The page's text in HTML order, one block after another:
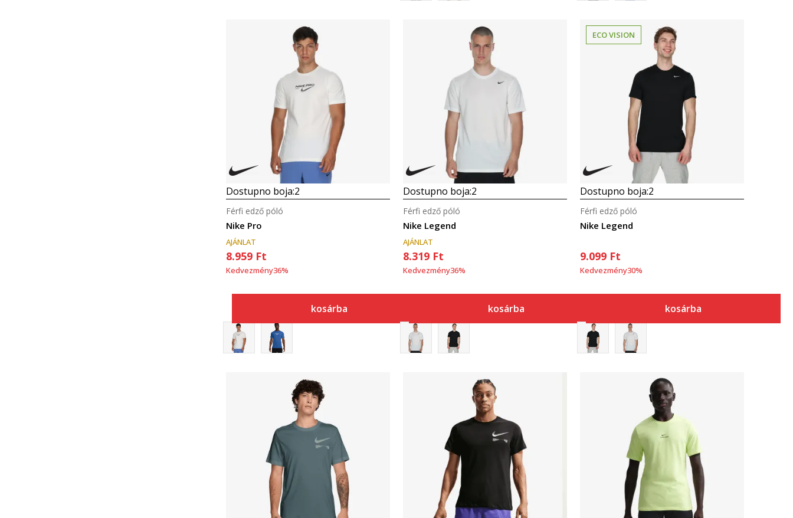
Összehasonlítás
Dostupno boja:2
Nike Pro
Férfi edző póló
AJÁNLAT
8.959 Ft
Kedvezmény36%
kosárba
Összehasonlítás
Dostupno boja:2
Nike Legend
Férfi edző póló
AJÁNLAT
8.319 Ft
Kedvezmény36%
kosárba
Összehasonlítás
ECO VISION
Dostupno boja:2
Nike Legend
Férfi edző póló
9.099 Ft
Kedvezmény30%
kosárba
Összehasonlítás Összehasonlítás Összehasonlítás